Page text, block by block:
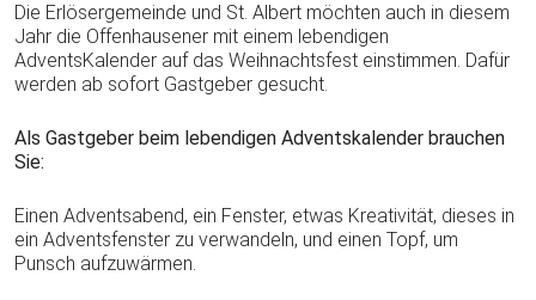
Die Erlösergemeinde und St. Albert möchten auch in diesem
Jahr die Offenhausener mit einem lebendigen
AdventsKalender auf das Weihnachtsfest einstimmen. Dafür
werden ab sofort Gastgeber gesucht.
Als Gastgeber beim lebendigen Adventskalender brauchen
Sie:
Einen Adventsabend, ein Fenster, etwas Kreativität, dieses in
ein Adventsfenster zu verwandeln, und einen Topf, um
Punsch aufzuwärmen.